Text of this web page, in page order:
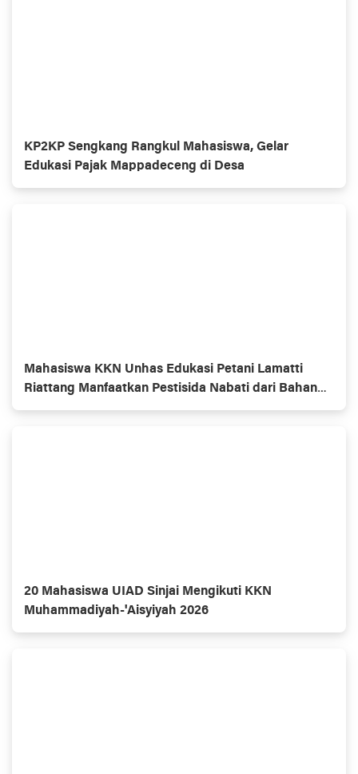
KP2KP Sengkang Rangkul Mahasiswa, Gelar
Edukasi Pajak Mappadeceng di Desa
Mahasiswa KKN Unhas Edukasi Petani Lamatti
Riattang Manfaatkan Pestisida Nabati dari Bahan
Alami
20 Mahasiswa UIAD Sinjai Mengikuti KKN
Muhammadiyah-'Aisyiyah 2026